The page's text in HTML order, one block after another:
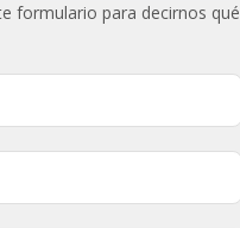
formulario para decirnos qué